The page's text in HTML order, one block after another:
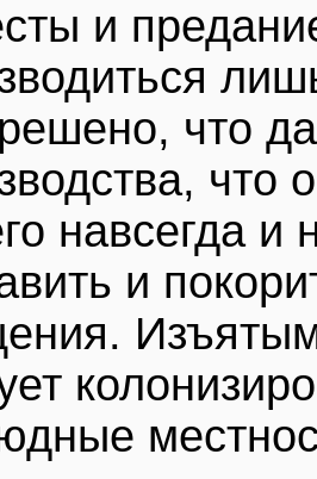
и
что
что
навсегда и
и